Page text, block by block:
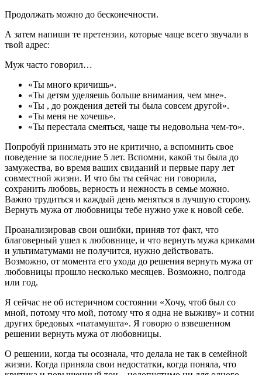
Продолжать можно до бесконечности.
А затем напиши те претензии, которые чаще всего звучали в
твой адрес:
Муж часто говорил…
«Ты много кричишь».
«Ты детям уделяешь больше внимания, чем мне».
«Ты , до рождения детей ты была совсем другой».
«Ты меня не хочешь».
«Ты перестала смеяться, чаще ты недовольна чем-то».
Попробуй принимать это не критично, а вспомнить свое
поведение за последние 5 лет. Вспомни, какой ты была до
замужества, во время ваших свиданий и первые пару лет
совместной жизни. И что бы ты сейчас ни говорила,
сохранить любовь, верность и нежность в семье можно.
Важно трудиться и каждый день меняться в лучшую сторону.
Вернуть мужа от любовницы тебе нужно уже к новой себе.
Проанализировав свои ошибки, приняв тот факт, что
благоверный ушел к любовнице, и что вернуть мужа криками
и ультиматумами не получится, нужно действовать.
Возможно, от момента его ухода до решения вернуть мужа от
любовницы прошло несколько месяцев. Возможно, полгода
или год.
Я сейчас не об истеричном состоянии «Хочу, чтоб был со
мной, потому что мой, потому что я одна не выживу» и сотни
других бредовых «патамушта». Я говорю о взвешенном
решении вернуть мужа от любовницы.
О решении, когда ты осознала, что делала не так в семейной
жизни. Когда приняла свои недостатки, когда поняла, что